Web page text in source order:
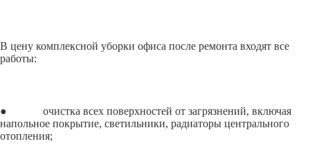
В цену комплексной уборки офиса после ремонта входят все
работы:
● очистка всех поверхностей от загрязнений, включая
напольное покрытие, светильники, радиаторы центрального
отопления;